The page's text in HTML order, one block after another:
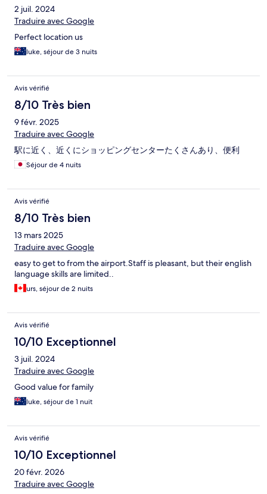
2 juil. 2024
Traduire avec Google
Perfect location us
luke, séjour de 3 nuits
Avis vérifié
8/10 Très bien
9 févr. 2025
Traduire avec Google
駅に近く、近くにショッピングセンターたくさんあり、便利
Séjour de 4 nuits
Avis vérifié
8/10 Très bien
13 mars 2025
Traduire avec Google
easy to get to from the airport.Staff is pleasant, but their english
language skills are limited..
urs, séjour de 2 nuits
Avis vérifié
10/10 Exceptionnel
3 juil. 2024
Traduire avec Google
Good value for family
luke, séjour de 1 nuit
Avis vérifié
10/10 Exceptionnel
20 févr. 2026
Traduire avec Google